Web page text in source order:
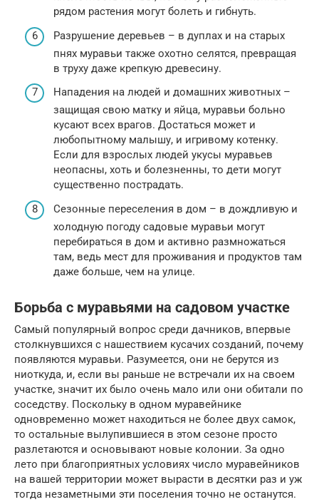
рядом растения могут болеть и гибнуть.
Разрушение деревьев – в дуплах и на старых
пнях муравьи также охотно селятся, превращая
в труху даже крепкую древесину.
Нападения на людей и домашних животных –
защищая свою матку и яйца, муравьи больно
кусают всех врагов. Достаться может и
любопытному малышу, и игривому котенку.
Если для взрослых людей укусы муравьев
неопасны, хоть и болезненны, то дети могут
существенно пострадать.
Сезонные переселения в дом – в дождливую и
холодную погоду садовые муравьи могут
перебираться в дом и активно размножаться
там, ведь мест для проживания и продуктов там
даже больше, чем на улице.
Борьба с муравьями на садовом участке
Самый популярный вопрос среди дачников, впервые
столкнувшихся с нашествием кусачих созданий, почему
появляются муравьи. Разумеется, они не берутся из
ниоткуда, и, если вы раньше не встречали их на своем
участке, значит их было очень мало или они обитали по
соседству. Поскольку в одном муравейнике
одновременно может находиться не более двух самок,
то остальные вылупившиеся в этом сезоне просто
разлетаются и основывают новые колонии. За одно
лето при благоприятных условиях число муравейников
на вашей территории может вырасти в десятки раз и уж
тогда незаметными эти поселения точно не останутся.